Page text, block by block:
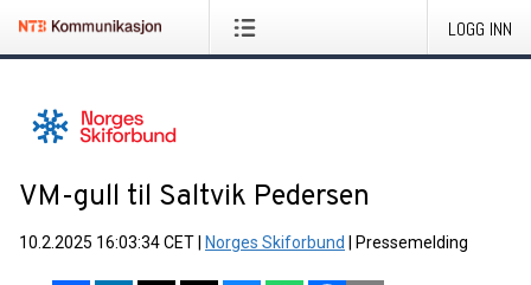
LOGG INN
VM-gull til Saltvik Pedersen
10.2.2025 16:03:34 CET Norges Skiforbund Pressemelding